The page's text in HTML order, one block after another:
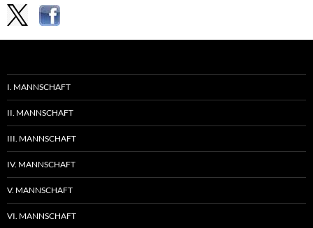
I. MANNSCHAFT
II. MANNSCHAFT
III. MANNSCHAFT
IV. MANNSCHAFT
V. MANNSCHAFT
VI. MANNSCHAFT